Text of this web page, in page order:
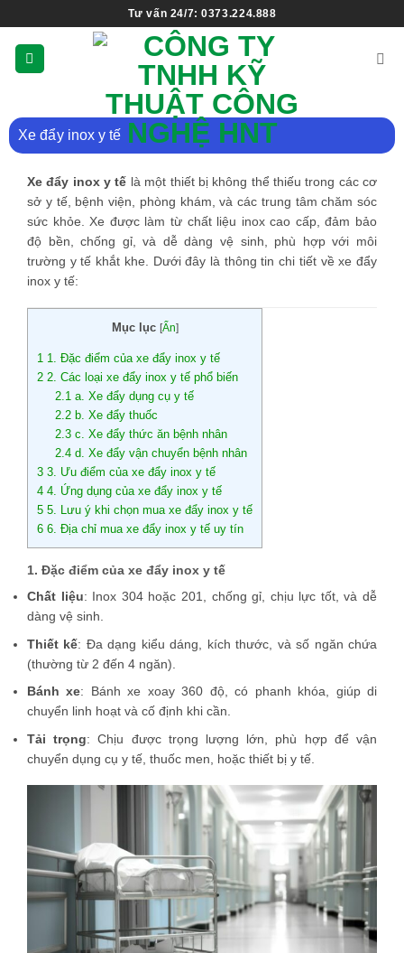
Tư vấn 24/7: 0373.224.888
Xe đẩy inox y tế
Xe đẩy inox y tế là một thiết bị không thể thiếu trong các cơ
sở y tế, bệnh viện, phòng khám, và các trung tâm chăm sóc
sức khỏe. Xe được làm từ chất liệu inox cao cấp, đảm bảo
độ bền, chống gỉ, và dễ dàng vệ sinh, phù hợp với môi
trường y tế khắt khe. Dưới đây là thông tin chi tiết về xe đẩy
inox y tế:
Mục lục [Ẩn]
1 1. Đặc điểm của xe đẩy inox y tế
2 2. Các loại xe đẩy inox y tế phổ biến
2.1a. Xe đẩy dụng cụ y tế
2.2b. Xe đẩy thuốc
2.3c. Xe đẩy thức ăn bệnh nhân
2.4d. Xe đẩy vận chuyển bệnh nhân
3 3. Ưu điểm của xe đẩy inox y tế
4 4. Ứng dụng của xe đẩy inox y tế
5 5. Lưu ý khi chọn mua xe đẩy inox y tế
6 6. Địa chỉ mua xe đẩy inox y tế uy tín
1. Đặc điểm của xe đẩy inox y tế
Chất liệu: Inox 304 hoặc 201, chống gỉ, chịu lực tốt, và dễ
dàng vệ sinh.
Thiết kế: Đa dạng kiểu dáng, kích thước, và số ngăn chứa
(thường từ 2 đến 4 ngăn).
Bánh xe: Bánh xe xoay 360 độ, có phanh khóa, giúp di
chuyển linh hoạt và cố định khi cần.
Tải trọng: Chịu được trọng lượng lớn, phù hợp để vận
chuyển dụng cụ y tế, thuốc men, hoặc thiết bị y tế.